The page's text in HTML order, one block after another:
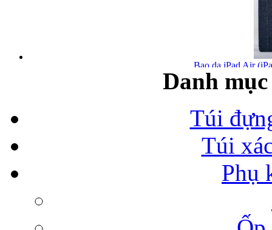
Bao da iPad Air
Bao da iPad Air
Danh
Túi
Túi
Phụ